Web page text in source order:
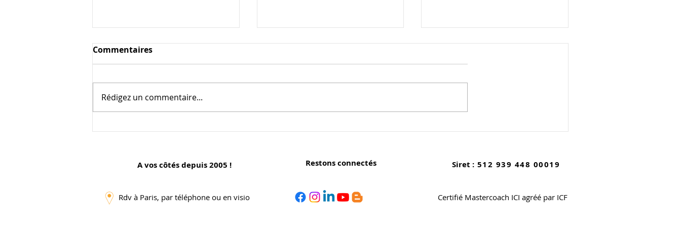
Comment collaborer
pour dynamiser votre
Et vous, quels sont vos
Gaelle Moutien, une
Commentaires
Rédigez un commentaire...
A vos côtés depuis 2005 !
Rdv à Paris, par téléphone ou en visio
Restons connectés Siret : 512 939 448 00019
Certifié Mastercoach ICI agréé par ICF